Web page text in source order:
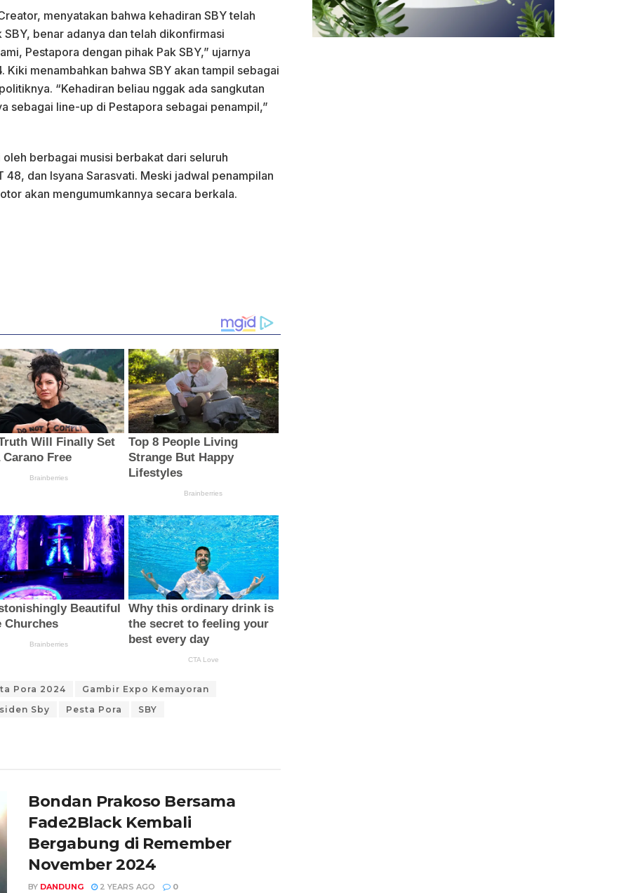
menyatakan bahwa kehadiran SBY telah
benar adanya dan telah dikonfirmasi
Pestapora dengan pihak Pak SBY,” ujarnya
Kiki menambahkan bahwa SBY akan tampil sebagai
“Kehadiran beliau nggak ada sangkutan
sebagai line-up di Pestapora sebagai penampil,”
berbagai musisi berbakat dari seluruh
48, dan Isyana Sarasvati. Meski jadwal penampilan
akan mengumumkannya secara berkala.
Pora 2024
Gambir Expo Kemayoran
Sby Pesta Pora SBY
Bondan Prakoso Bersama
Fade2Black Kembali
Bergabung di Remember
November 2024
BY DANDUNG 2 YEARS AGO 0